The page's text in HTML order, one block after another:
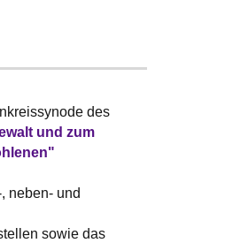
des
und zum
neben- und
sowie das